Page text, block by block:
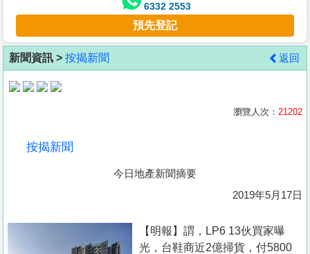
客
地
產
6332 2553
預先登記
新聞資訊 > 按揭新聞 返回
瀏覽人次： 21202
按揭新聞
今日地產新聞摘要
2019年5月17日
【明報】謂，LP6 13伙買家曝
光，台鞋商近2億掃貨，付5800